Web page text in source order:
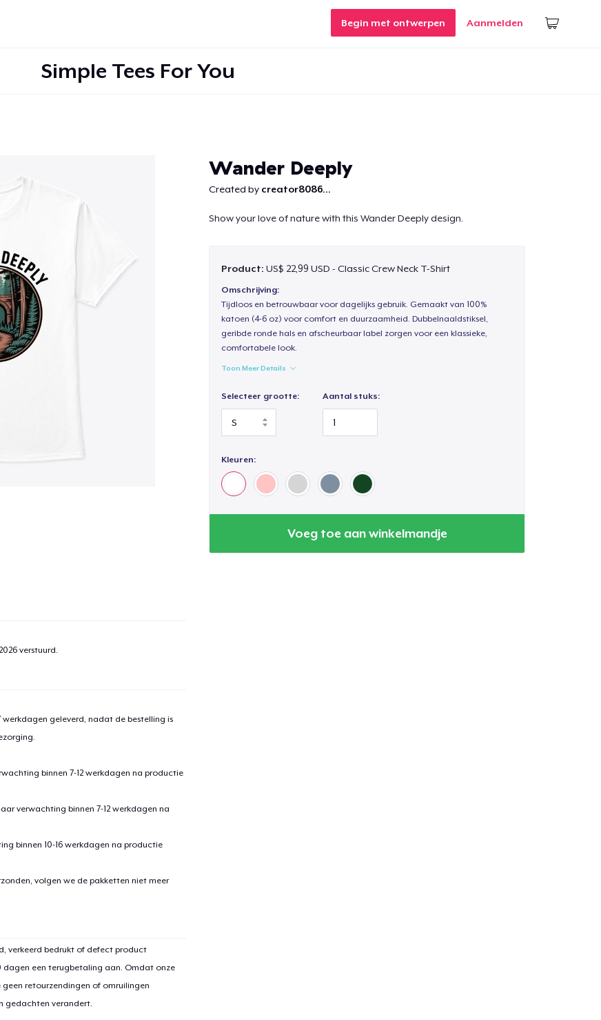
Begin met ontwerpen Aanmelden
Simple Tees For You
Wander Deeply
Created by creator8086...
Show your love of nature with this Wander Deeply design.
Product: US$ 22,99 USD - Classic Crew Neck T-Shirt
Omschrijving:
Tijdloos en betrouwbaar voor dagelijks gebruik. Gemaakt van 100%
katoen (4-6 oz) voor comfort en duurzaamheid. Dubbelnaaldstiksel,
geribde ronde hals en afscheurbaar label zorgen voor een klassieke,
comfortabele look.
Toon Meer Details
Selecteer grootte: Aantal stuks:
Kleuren:
Voeg toe aan winkelmandje
verstuurd.
geleverd, nadat de bestelling is
binnen 7-12 werkdagen na productie
verwachting binnen 7-12 werkdagen na
binnen 10-16 werkdagen na productie
volgen we de pakketten niet meer
verkeerd bedrukt of defect product
dagen een terugbetaling aan. Omdat onze
retourzendingen of omruilingen
gedachten verandert.
winkelwagen toegevoegd